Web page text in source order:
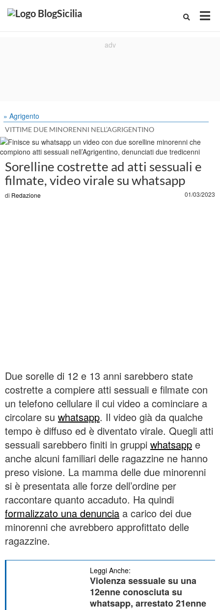
» Agrigento
VITTIME DUE MINORENNI NELL’AGRIGENTINO
Sorelline costrette ad atti sessuali e
filmate, video virale su whatsapp
di Redazione 01/03/2023
Due sorelle di 12 e 13 anni sarebbero state
costrette a compiere atti sessuali e filmate con
un telefono cellulare il cui video a cominciare a
circolare su whatsapp. Il video già da qualche
tempo è diffuso ed è diventato virale. Quegli atti
sessuali sarebbero finiti in gruppi whatsapp e
anche alcuni familiari delle ragazzine ne hanno
preso visione. La mamma delle due minorenni
si è presentata alle forze dell’ordine per
raccontare quanto accaduto. Ha quindi
formalizzato una denuncia a carico dei due
minorenni che avrebbero approfittato delle
ragazzine.
Leggi Anche:
Violenza sessuale su una
12enne conosciuta su
whatsapp, arrestato 21enne